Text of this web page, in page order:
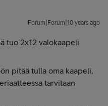
Forum|Forum|10 years ago
tuo 2x12 valokaapeli
pitää tulla oma kaapeli,
tarvitaan